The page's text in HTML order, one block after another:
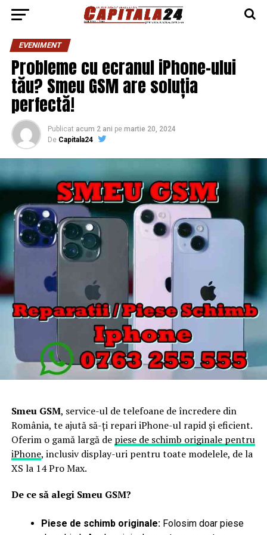
EVENIMENT
Probleme cu ecranul iPhone-ului
tău? Smeu GSM are soluția
perfectă!
Publicat acum 2 ani pe martie 20, 2024
De Capitala24
Smeu GSM, service-ul de telefoane de încredere din
România, te ajută să-ți repari iPhone-ul rapid și eficient.
Oferim o gamă largă de piese de schimb originale pentru
iPhone, inclusiv display-uri pentru toate modelele, de la
XS la 14 Pro Max.
De ce să alegi Smeu GSM?
Piese de schimb originale:Folosim doar piese